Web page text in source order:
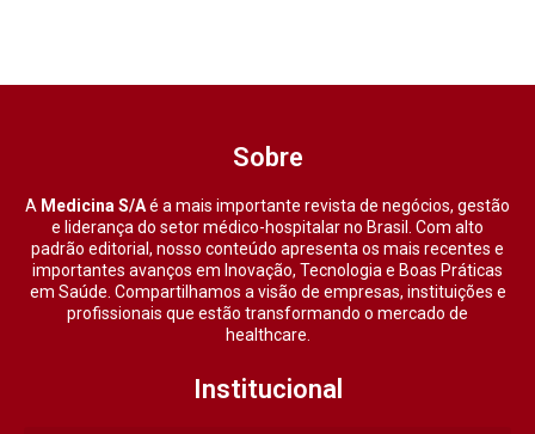
Sobre
A Medicina S/Aé a mais importante revista de negócios, gestão
e liderança do setor médico-hospitalar no Brasil. Com alto
padrão editorial, nosso conteúdo apresenta os mais recentes e
importantes avanços em Inovação, Tecnologia e Boas Práticas
em Saúde. Compartilhamos a visão de empresas, instituições e
profissionais que estão transformando o mercado de
healthcare.
Institucional